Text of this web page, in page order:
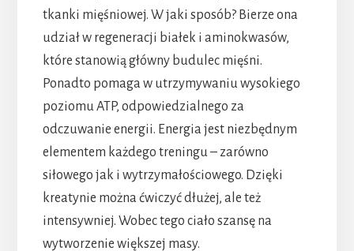
tkanki mięśniowej. W jaki sposób? Bierze ona
udział w regeneracji białek i aminokwasów,
które stanowią główny budulec mięśni.
Ponadto pomaga w utrzymywaniu wysokiego
poziomu ATP, odpowiedzialnego za
odczuwanie energii. Energia jest niezbędnym
elementem każdego treningu – zarówno
siłowego jak i wytrzymałościowego. Dzięki
kreatynie można ćwiczyć dłużej, ale też
intensywniej. Wobec tego ciało szansę na
wytworzenie większej masy.